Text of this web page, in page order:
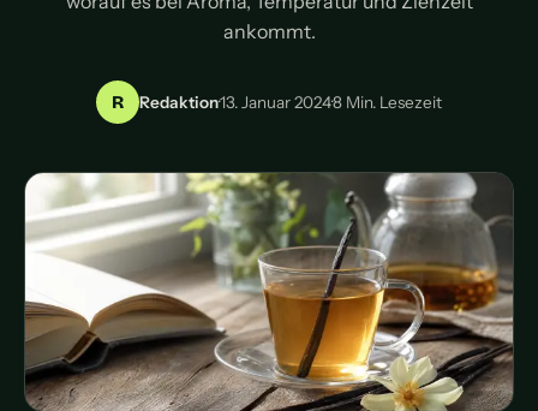
ankommt.
R Redaktion·13. Januar 2024·8 Min. Lesezeit